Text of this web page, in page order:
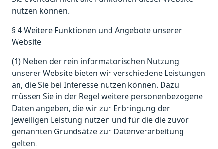
nutzen können.
§ 4 Weitere Funktionen und Angebote unserer
Website
(1) Neben der rein informatorischen Nutzung
unserer Website bieten wir verschiedene Leistungen
an, die Sie bei Interesse nutzen können. Dazu
müssen Sie in der Regel weitere personenbezogene
Daten angeben, die wir zur Erbringung der
jeweiligen Leistung nutzen und für die die zuvor
genannten Grundsätze zur Datenverarbeitung
gelten.